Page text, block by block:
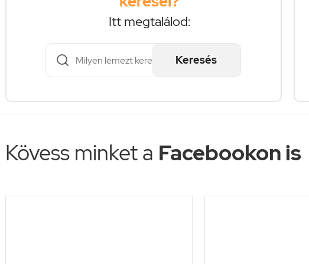
Itt megtalálod:
Keresés
Kövess minket a Facebookon is